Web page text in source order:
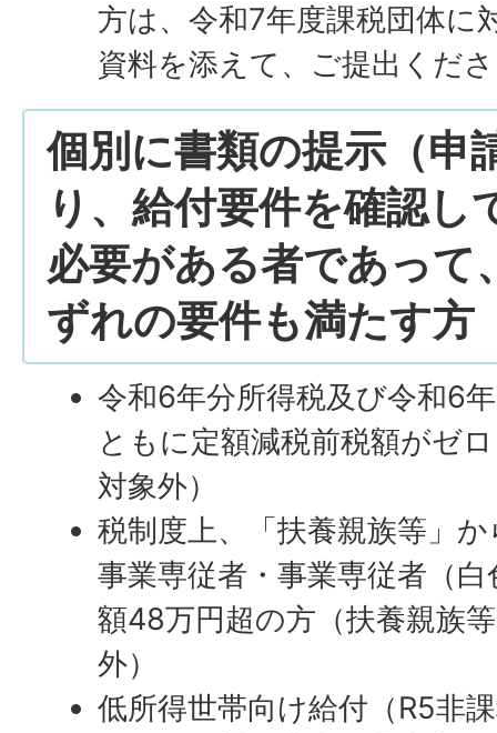
方は、令和7年度課税団体に
資料を添えて、ご提出くだ
個別に書類の提示（申
り、給付要件を確認し
必要がある者であって
ずれの要件も満たす方
令和6年分所得税及び令和6
ともに定額減税前税額がゼ
対象外）
税制度上、「扶養親族等」
事業専従者・事業専従者（
額48万円超の方（扶養親族
外）
低所得世帯向け給付（R5非